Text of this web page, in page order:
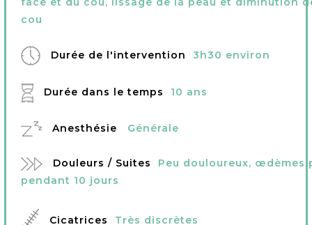
cou
Durée de l'intervention 3h30 environ
Durée dans le temps 10 ans
Anesthésie Générale
Douleurs / Suites
Peu douloureux, œdèmes
pendant 10 jours
Cicatrices Très discrètes